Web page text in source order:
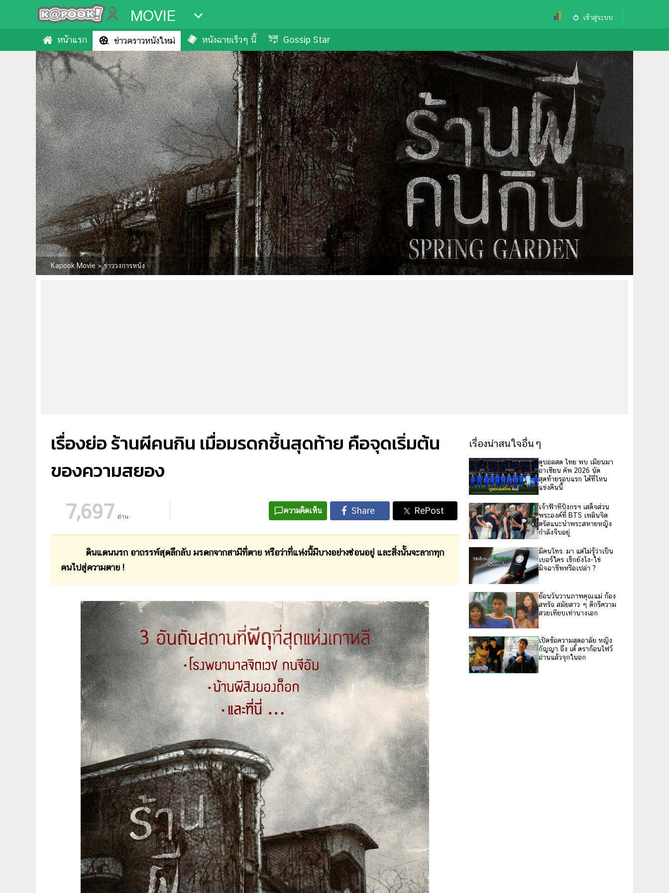
MOVIE เข้าสู่ระบบ
หน้าแรก ข่าวคราวหนังใหม่ หนังฉายเร็วๆ นี้ Gossip Star
Kapook Movie>ข่าววงการหนัง
เรื่องย่อ ร้านผีคนกิน เมื่อมรดกชิ้นสุดท้าย คือจุดเริ่มต้น
ของความสยอง
7,697 อ่าน
ความคิดเห็น
ดินแดนนรก อาถรรพ์สุดลึกลับ มรดกจากสามีที่ตาย หรือว่าที่แห่งนี้มีบางอย่างซ่อนอยู่ และสิ่งนั้นจะลากทุก
คนไปสู่ความตาย !
เรื่องน่าสนใจอื่นๆ
ดูบอลสด ไทย พบ เมียนมา
อาเซียน คัพ 2026 นัด
สุดท้ายรอบแรก ได้ที่ไหน
แข่งคืนนี้
เจ้าฟ้าทีปังกรฯ เสด็จส่วน
พระองค์ที่ BTS เพลินจิต
ตรัสแนะนำพระสหายหญิง
กำลังจีบอยู่
มีคนโทร. มา แต่ไม่รู้ว่าเป็น
เบอร์ใคร เช็กยังไง-ใช่
มิจฉาชีพหรือเปล่า ?
ย้อนวันวานภาพคุณแม่ ก้อง
สหรัถ สมัยสาว ๆ ดีกรีความ
สวยเทียบเท่านางเอก
เปิดข้อความสุดอาลัย หญิง
กัญญา ถึง เต้ ดราก้อนไฟว์
อ่านแล้วจุกในอก